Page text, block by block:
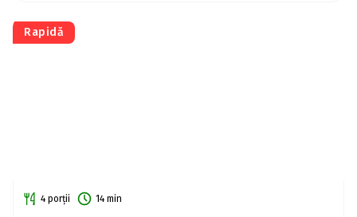
Rapidă
4 porții 14 min